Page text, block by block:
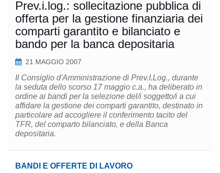
Prev.i.log.: sollecitazione pubblica di
offerta per la gestione finanziaria dei
comparti garantito e bilanciato e
bando per la banca depositaria
21 MAGGIO 2007
Il Consiglio d'Amministrazione di Prev.I.Log., durante
la seduta dello scorso 17 maggio c.a., ha deliberato in
ordine ai bandi per la selezione del/i soggetto/i a cui
affidare la gestione dei comparti garantito, destinato in
particolare ad accogliere il conferimento tacito del
TFR, del comparto bilanciato, e della Banca
depositaria.
BANDI E OFFERTE DI LAVORO